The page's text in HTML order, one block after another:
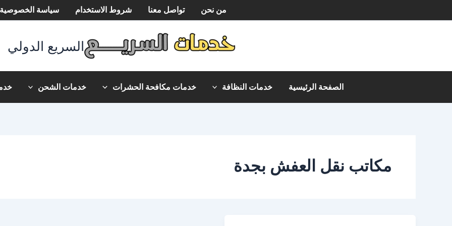
إلى
من نحن تواصل معنا شروط الاستخدام سياسة الخصوصية
السريع الدولي
الصفحة الرئيسية خدمات النظافة خدمات مكافحة الحشرات خدمات الشحن
مكاتب نقل العفش بجدة